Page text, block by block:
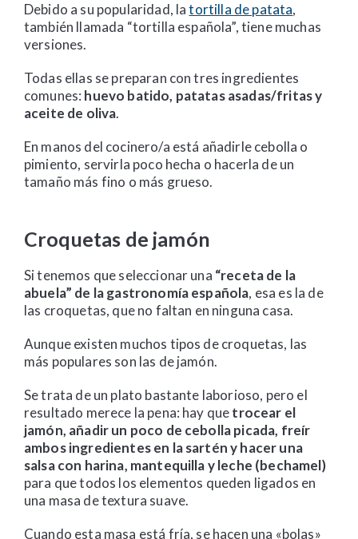
Debido a su popularidad, latortilla de patata,
también llamada “tortilla española”, tiene muchas
versiones.
Todas ellas se preparan con tres ingredientes
comunes: huevo batido, patatas asadas/fritas y
aceite de oliva.
En manos del cocinero/a está añadirle cebolla o
pimiento, servirla poco hecha o hacerla de un
tamaño más fino o más grueso.
Croquetas de jamón
Si tenemos que seleccionar una “receta de la
abuela” de la gastronomía española, esa es la de
las croquetas, que no faltan en ninguna casa.
Aunque existen muchos tipos de croquetas, las
más populares son las de jamón.
Se trata de un plato bastante laborioso, pero el
resultado merece la pena: hay quetrocear el
jamón, añadir un poco de cebolla picada, freír
ambos ingredientes en la sartén y hacer una
salsa con harina, mantequilla y leche (bechamel)
para que todos los elementos queden ligados en
una masa de textura suave.
Cuando esta masa está fría, se hacen una «bolas»